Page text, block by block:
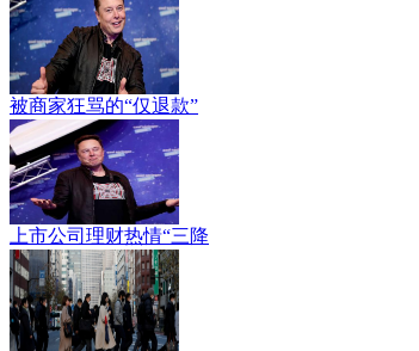
被商家狂骂的“仅退款”
上市公司理财热情“三降